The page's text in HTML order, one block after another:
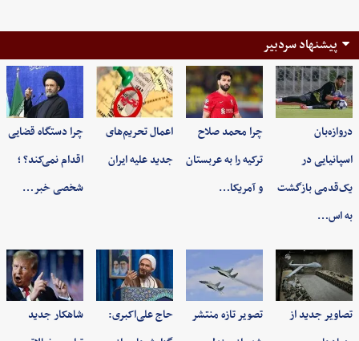
پیشنهاد سردبیر
دروازه‌بان
اسپانیایی در
یک‌قدمی بازگشت
به اس…
چرا محمد صلاح
ترکیه را به عربستان
و آمریکا…
اعمال تحریم‌های
جدید علیه ایران
چرا دستگاه قضایی
اقدام نمی‌کند؟ ؛
شخصی خبر…
تصاویر جدید از
تصویر تازه منتشر
حاج علی‌اکبری:
شاهکار جدید